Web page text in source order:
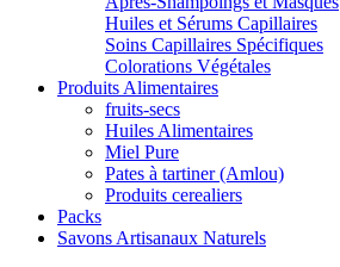
Huiles et Sérums Capillaires
Soins Capillaires Spécifiques
Colorations Végétales
Produits Alimentaires
fruits-secs
Huiles Alimentaires
Miel Pure
Pates à tartiner (Amlou)
Produits cerealiers
Packs
Savons Artisanaux Naturels